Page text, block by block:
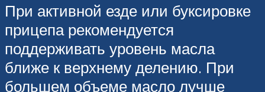
При активной езде или буксировке
прицепа рекомендуется
поддерживать уровень масла
ближе к верхнему делению. При
большем объеме масло лучше